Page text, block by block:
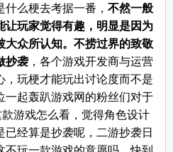
么梗去考据一番， 不然一般
让玩家觉得有趣，明显是因为
大众所认知。不捞过界的致敬
抄袭，各个游戏开发商与运营
玩梗才能玩出讨论度而不是
一起轰趴游戏网的粉丝们对于
款游戏怎么看，觉得角色设计
经算是抄袭呢，二游抄袭日